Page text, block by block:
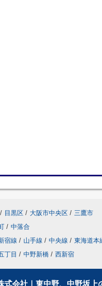
/ 目黒区 / 大阪市中央区 / 三鷹市
/ 中落合
宿線 / 山手線 / 中央線 / 東海道本
丁目 / 中野新橋 / 西新宿
式会社｜東中野、中野坂上